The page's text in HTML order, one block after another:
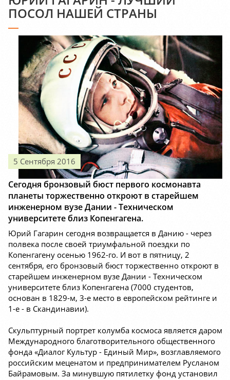
ПОСОЛ НАШЕЙ СТРАНЫ
5 Сентября 2016
Сегодня бронзовый бюст первого космонавта
планеты торжественно откроют в старейшем
инженерном вузе Дании - Техническом
университете близ Копенгагена.
Юрий Гагарин сегодня возвращается в Данию - через
полвека после своей триумфальной поездки по
Копенгагену осенью 1962-го. И вот в пятницу, 2
сентября, его бронзовый бюст торжественно откроют в
старейшем инженерном вузе Дании - Техническом
университете близ Копенгагена (7000 студентов,
основан в 1829-м, 3-е место в европейском рейтинге и
1-е - в Скандинавии).
Скульптурный портрет колумба космоса является даром
Международного благотворительного общественного
фонда «Диалог Культур - Единый Мир», возглавляемого
российским меценатом и предпринимателем Русланом
Байрамовым. За минувшую пятилетку фонд установил